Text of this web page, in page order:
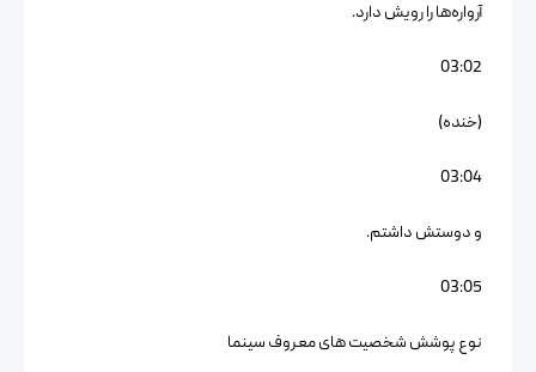
آرواره‌ها را رویش دارد.
03:02
(خنده)
03:04
و دوستش داشتم.
03:05
نوع پوشش شخصیت های معروف سینما